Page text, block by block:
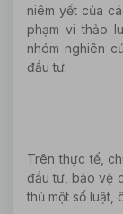
niêm yết của
phạm vi thảo
nhóm nghiên
đầu tư.
Trên thực tế,
đầu tư, bảo vệ
thủ một số luật,